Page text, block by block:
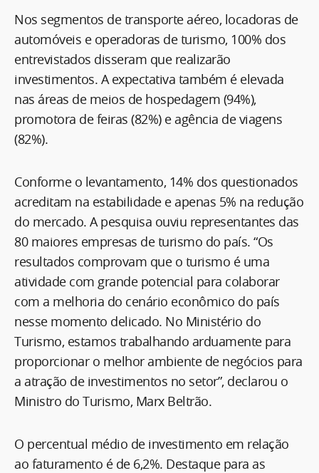
Nos segmentos de transporte aéreo, locadoras de
automóveis e operadoras de turismo, 100% dos
entrevistados disseram que realizarão
investimentos. A expectativa também é elevada
nas áreas de meios de hospedagem (94%),
promotora de feiras (82%) e agência de viagens
(82%).
Conforme o levantamento, 14% dos questionados
acreditam na estabilidade e apenas 5% na redução
do mercado. A pesquisa ouviu representantes das
80 maiores empresas de turismo do país. “Os
resultados comprovam que o turismo é uma
atividade com grande potencial para colaborar
com a melhoria do cenário econômico do país
nesse momento delicado. No Ministério do
Turismo, estamos trabalhando arduamente para
proporcionar o melhor ambiente de negócios para
a atração de investimentos no setor”, declarou o
Ministro do Turismo, Marx Beltrão.
O percentual médio de investimento em relação
ao faturamento é de 6,2%. Destaque para as